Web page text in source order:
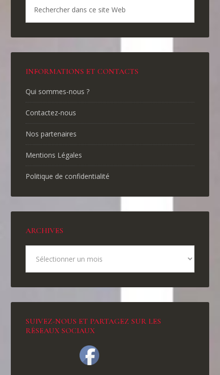
INFORMATIONS ET CONTACTS
Qui sommes-nous ?
Contactez-nous
Nos partenaires
Mentions Légales
Politique de confidentialité
ARCHIVES
SUIVEZ-NOUS ET PARTAGEZ SUR LES
RÉSEAUX SOCIAUX